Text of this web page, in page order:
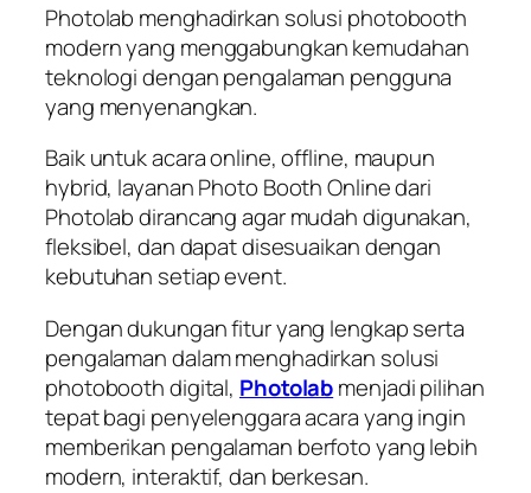
Photolab menghadirkan solusi photobooth
modern yang menggabungkan kemudahan
teknologi dengan pengalaman pengguna
yang menyenangkan.
Baik untuk acara online, offline, maupun
hybrid, layanan Photo Booth Online dari
Photolab dirancang agar mudah digunakan,
fleksibel, dan dapat disesuaikan dengan
kebutuhan setiap event.
Dengan dukungan fitur yang lengkap serta
pengalaman dalam menghadirkan solusi
photobooth digital, Photolabmenjadi pilihan
tepat bagi penyelenggara acara yang ingin
memberikan pengalaman berfoto yang lebih
modern, interaktif, dan berkesan.